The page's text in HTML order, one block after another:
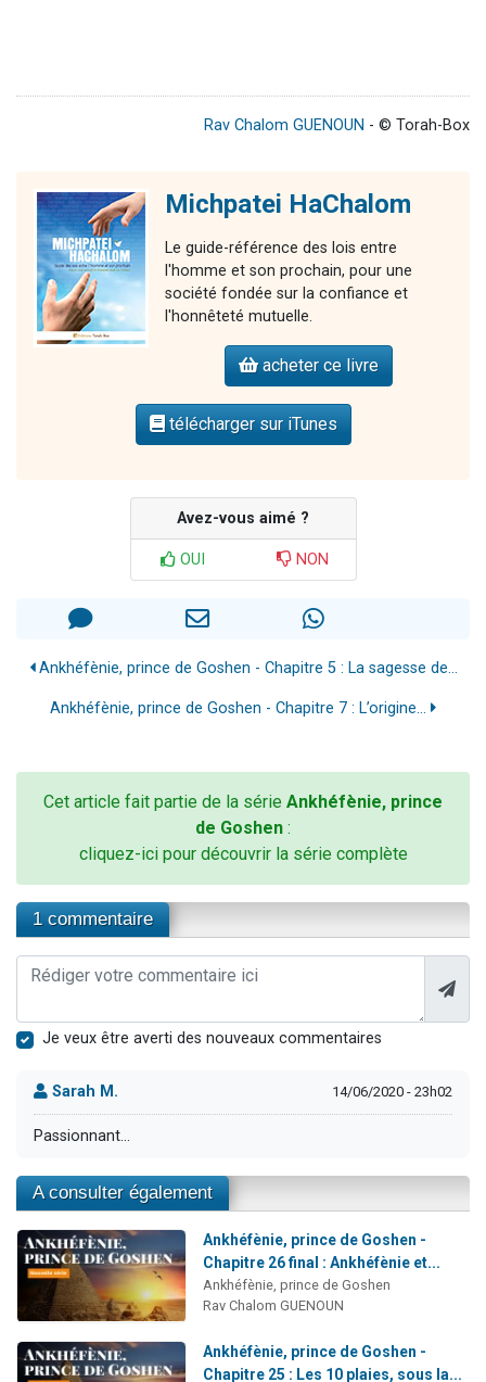
Rav Chalom GUENOUN - © Torah-Box
Michpatei HaChalom
Le guide-référence des lois entre
l'homme et son prochain, pour une
société fondée sur la confiance et
l'honnêteté mutuelle.
acheter ce livre
télécharger sur iTunes
Avez-vous aimé ?
OUI NON
Ankhéfènie, prince de Goshen - Chapitre 5 : La sagesse de...
Ankhéfènie, prince de Goshen - Chapitre 7 : L’origine...
Cet article fait partie de la série Ankhéfènie, prince
de Goshen :
cliquez-ici pour découvrir la série complète
1 commentaire
Je veux être averti des nouveaux commentaires
Sarah M. 14/06/2020 - 23h02
Passionnant...
A consulter également
Ankhéfènie, prince de Goshen -
Chapitre 26 final : Ankhéfènie et...
Ankhéfènie, prince de Goshen
Rav Chalom GUENOUN
Ankhéfènie, prince de Goshen -
Chapitre 25 : Les 10 plaies, sous la...